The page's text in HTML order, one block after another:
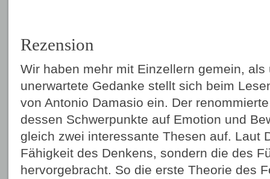
Rezension
Wir haben mehr mit Einzellern gemein,
unerwartete Gedanke stellt sich beim
von Antonio Damasio ein. Der
dessen Schwerpunkte auf Emotion und
gleich zwei interessante Thesen auf. Laut
Fähigkeit des Denkens, sondern die des
hervorgebracht. So die erste Theorie des